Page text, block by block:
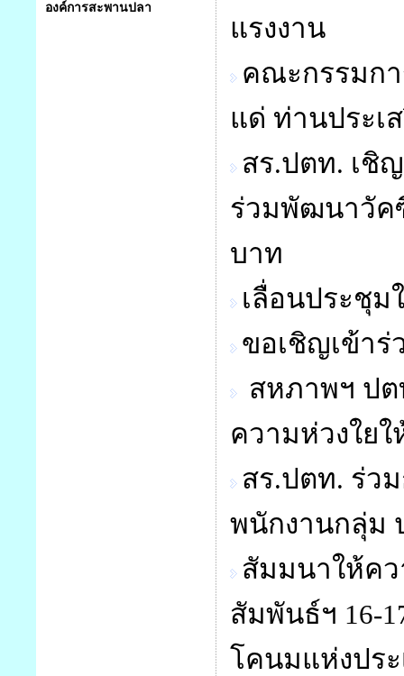
องค์การสะพานปลา
แรงงาน
คณะกรรมก
แด่ ท่านประ
สร.ปตท. เชิ
ร่วมพัฒนาวัค
บาท
เลื่อนประชุม
ขอเชิญเข้า
สหภาพฯ ป
ความห่วงใย
สร.ปตท. ร่ว
พนักงานกลุ่ม
สัมมนาให้คว
สัมพันธ์ฯ 16-
โคนมแห่งปร